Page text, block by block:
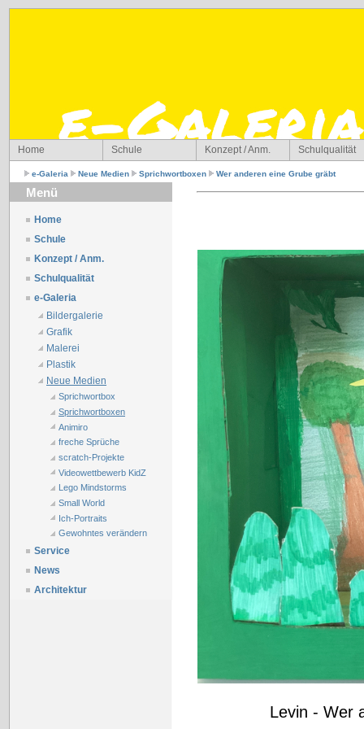
Home Schule Konzept / Anm. Schulqualität
e-Galeria Neue Medien Sprichwortboxen Wer anderen eine Grube gräbt
Menü
Home
Schule
Konzept / Anm.
Schulqualität
e-Galeria
Bildergalerie
Grafik
Malerei
Plastik
Neue Medien
Sprichwortbox
Sprichwortboxen
Animiro
freche Sprüche
scratch-Projekte
Videowettbewerb KidZ
Lego Mindstorms
Small World
Ich-Portraits
Gewohntes verändern
Service
News
Architektur
Levin - Wer